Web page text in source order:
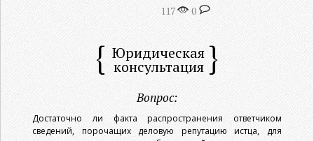
117 0
Юридическая
консультация
Вопрос:
Достаточно ли факта распространения ответчиком
сведений, порочащих деловую репутацию истца, для